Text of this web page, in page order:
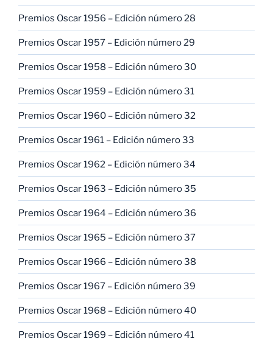
Premios Oscar 1956 – Edición número 28
Premios Oscar 1957 – Edición número 29
Premios Oscar 1958 – Edición número 30
Premios Oscar 1959 – Edición número 31
Premios Oscar 1960 – Edición número 32
Premios Oscar 1961 – Edición número 33
Premios Oscar 1962 – Edición número 34
Premios Oscar 1963 – Edición número 35
Premios Oscar 1964 – Edición número 36
Premios Oscar 1965 – Edición número 37
Premios Oscar 1966 – Edición número 38
Premios Oscar 1967 – Edición número 39
Premios Oscar 1968 – Edición número 40
Premios Oscar 1969 – Edición número 41